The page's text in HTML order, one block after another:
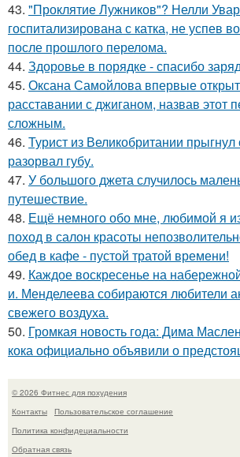
43. "Проклятие Лужников"? Нелли
госпитализирована с катка, не успев
после прошлого перелома.
44. Здоровье в порядке - спасибо
45. Оксана Самойлова впервые
расставании с джиганом, назвав этот
сложным.
46. Турист из Великобритании
разорвал губу.
47. У большого джета случилось
путешествие.
48. Ещё немного обо мне, любимой я из
поход в салон красоты
обед в кафе - пустой тратой времени!
49. Каждое воскресенье на
и. Менделеева собираются любители
свежего воздуха.
50. Громкая новость года: Дима
кока официально объявили о
© 2026 Фитнес для похудения
Контакты
Пользовательское соглашение
Политика конфидециальности
Обратная связь